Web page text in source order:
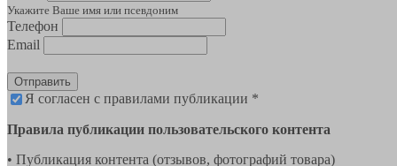
Укажите Ваше имя или псевдоним
Телефон
Email
Отправить
Я согласен с правилами публикации *
Правила публикации пользовательского контента
• Публикация контента (отзывов, фотографий товара)